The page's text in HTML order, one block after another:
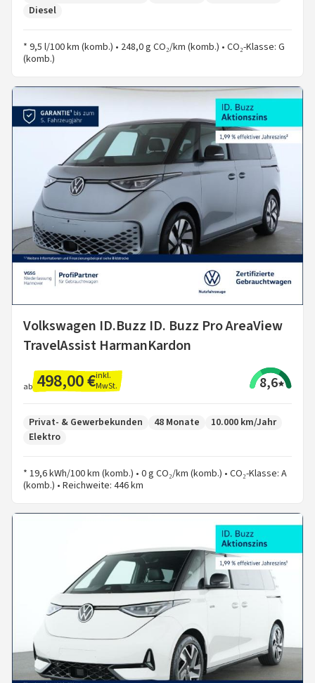
Diesel
* 9,5 l/100 km (komb.) • 248,0 g CO₂/km (komb.) • CO₂-Klasse: G
(komb.)
Volkswagen ID.Buzz ID. Buzz Pro AreaView
TravelAssist HarmanKardon
ab 498,00 €inkl.
MwSt.
8,6
Privat- & Gewerbekunden 48 Monate
10.000 km/Jahr
Elektro
* 19,6 kWh/100 km (komb.) • 0 g CO₂/km (komb.) • CO₂-Klasse: A
(komb.) • Reichweite: 446 km